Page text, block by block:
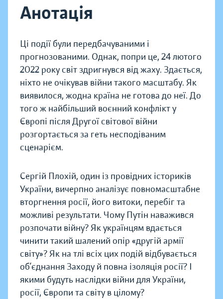
Анотація
Ці події були передбачуваними і
прогнозованими. Однак, попри це, 24 лютого
2022 року світ здригнувся від жаху. Здається,
ніхто не очікував війни такого масштабу. Як
виявилося, жодна країна не готова до неї. До
того ж найбільший воєнний конфлікт у
Європі після Другої світової війни
розгортається за геть несподіваним
сценарієм.
Сергій Плохій, один із провідних істориків
України, вичерпно аналізує повномасштабне
вторгнення росії, його витоки, перебіг та
можливі результати. Чому Путін наважився
розпочати війну? Як українцям вдається
чинити такий шалений опір «другій армії
світу»? Як на тлі всіх цих подій відбувається
об’єднання Заходу й повна ізоляція росії? І
якими будуть наслідки війни для України,
росії, Європи та світу в цілому?